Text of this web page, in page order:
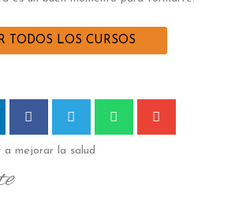
TODOS LOS CURSOS
a mejorar la salud